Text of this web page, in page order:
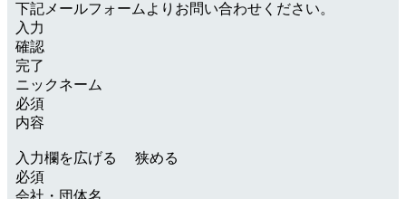
下記メールフォームより お問い合わせください。
入力
確認
完了
ニックネーム
必須
内容
入力欄を広げる
狭める
必須
会社・団体名